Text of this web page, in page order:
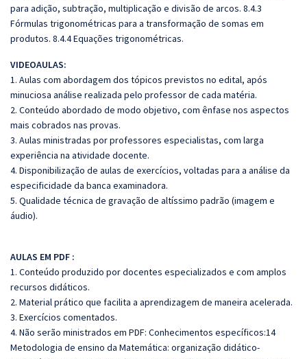
para adição, subtração, multiplicação e divisão de arcos. 8.4.3
Fórmulas trigonométricas para a transformação de somas em
produtos. 8.4.4 Equações trigonométricas.
VIDEOAULAS:
1. Aulas com abordagem dos tópicos previstos no edital, após
minuciosa análise realizada pelo professor de cada matéria.
2. Conteúdo abordado de modo objetivo, com ênfase nos aspectos
mais cobrados nas provas.
3. Aulas ministradas por professores especialistas, com larga
experiência na atividade docente.
4. Disponibilização de aulas de exercícios, voltadas para a análise da
especificidade da banca examinadora.
5. Qualidade técnica de gravação de altíssimo padrão (imagem e
áudio).
AULAS EM PDF :
1. Conteúdo produzido por docentes especializados e com amplos
recursos didáticos.
2. Material prático que facilita a aprendizagem de maneira acelerada.
3. Exercícios comentados.
4. Não serão ministrados em PDF: Conhecimentos específicos:14
Metodologia de ensino da Matemática: organização didático‐